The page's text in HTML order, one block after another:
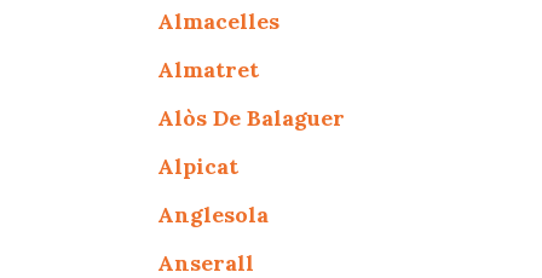
Almacelles
Almatret
Alòs De Balaguer
Alpicat
Anglesola
Anserall